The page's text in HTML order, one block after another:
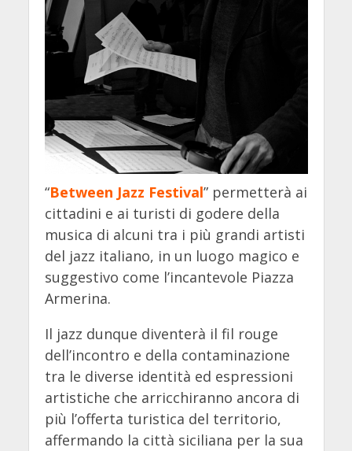
“Between Jazz Festival” permetterà ai
cittadini e ai turisti di godere della
musica di alcuni tra i più grandi artisti
del jazz italiano, in un luogo magico e
suggestivo come l’incantevole Piazza
Armerina.
Il jazz dunque diventerà il fil rouge
dell’incontro e della contaminazione
tra le diverse identità ed espressioni
artistiche che arricchiranno ancora di
più l’offerta turistica del territorio,
affermando la città siciliana per la sua